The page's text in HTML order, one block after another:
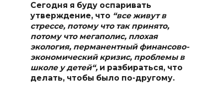
Сегодня я буду оспаривать
утверждение, что “все живут в
стрессе, потому что так принято,
потому что мегаполис, плохая
экология, перманентный финансово-
экономический кризис, проблемы в
школе у детей“, и разбираться, что
делать, чтобы было по-другому.